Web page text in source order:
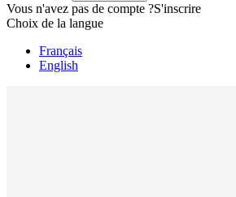
Vous n'avez pas de compte ?S'inscrire
Choix de la langue
Français
English